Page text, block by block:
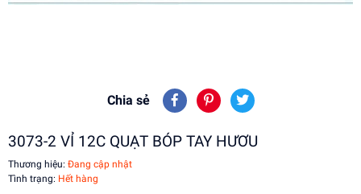
Chia sẻ
3073-2 VỈ 12C QUẠT BÓP TAY HƯƠU
Thương hiệu: Đang cập nhật
Tình trạng: Hết hàng